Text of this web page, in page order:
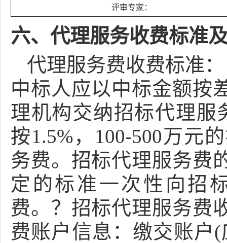
评审专家：
六、代理服务收费标准
代理服务费收费标准：
中标人应以中标金额按
理机构交纳招标代理服
按1.5%，100-500万元
务费。招标代理服务费
定的标准一次性向招
费。？招标代理服务费
费账户信息：缴交账户